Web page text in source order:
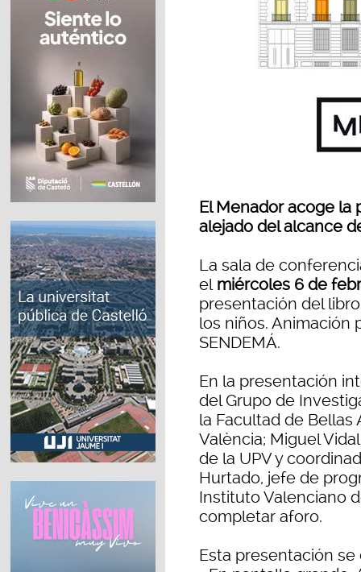
El Menador acoge la
alejado del alcance
La sala de
elmiércoles 6 de
presentación del
los niños. Animación
SENDEMÁ.
En la presentación
del Grupo de
la Facultad de
València; Miguel
de la UPV y
Hurtado, jefe de
Instituto Valenciano
completar aforo.
Esta presentación